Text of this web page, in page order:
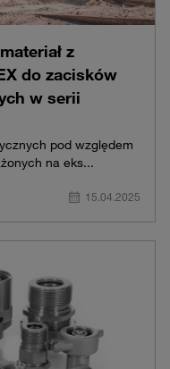
z
do zacisków
w serii
pod względem
na eks...
15.04.2025